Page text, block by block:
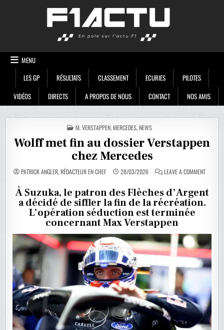
MENU
LES GP
RÉSULTATS CLASSEMENT ECURIES
PILOTES
VIDÉOS
DIRECTS A PROPOS DE NOUS CONTACT NOS AMIS
POSTED
IN
M. VERSTAPPEN,MERCEDES,NEWS
Wolff met fin au dossier Verstappen
chez Mercedes
PATRICK ANGLER, RÉDACTEUR EN CHEF 28/03/2026 LEAVE A COMMENTON
FIN
AU
À Suzuka, le patron des Flèches d’Argent
a décidé de siffler la fin de la récréation.
L’opération séduction est terminée
concernant Max Verstappen